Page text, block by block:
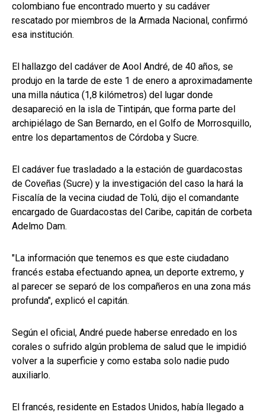
colombiano fue encontrado muerto y su cadáver
rescatado por miembros de la Armada Nacional, confirmó
esa institución.
El hallazgo del cadáver de Aool André, de 40 años, se
produjo en la tarde de este 1 de enero a aproximadamente
una milla náutica (1,8 kilómetros) del lugar donde
desapareció en la isla de Tintipán, que forma parte del
archipiélago de San Bernardo, en el Golfo de Morrosquillo,
entre los departamentos de Córdoba y Sucre.
El cadáver fue trasladado a la estación de guardacostas
de Coveñas (Sucre) y la investigación del caso la hará la
Fiscalía de la vecina ciudad de Tolú, dijo el comandante
encargado de Guardacostas del Caribe, capitán de corbeta
Adelmo Dam.
"La información que tenemos es que este ciudadano
francés estaba efectuando apnea, un deporte extremo, y
al parecer se separó de los compañeros en una zona más
profunda", explicó el capitán.
Según el oficial, André puede haberse enredado en los
corales o sufrido algún problema de salud que le impidió
volver a la superficie y como estaba solo nadie pudo
auxiliarlo.
El francés, residente en Estados Unidos, había llegado a